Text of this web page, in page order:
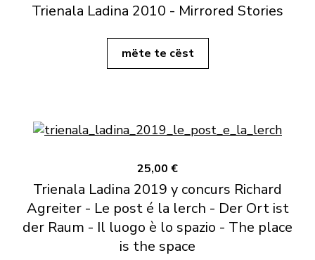
Trienala Ladina 2010 - Mirrored Stories
mëte te cëst
25,00 €
Trienala Ladina 2019 y concurs Richard
Agreiter - Le post é la lerch - Der Ort ist
der Raum - Il luogo è lo spazio - The place
is the space